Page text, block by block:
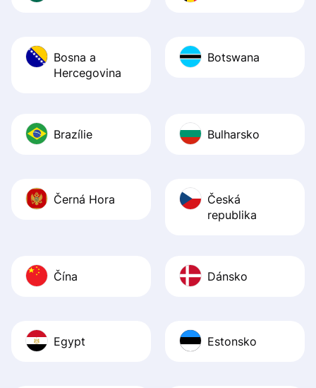
Bosna a
Hercegovina
Botswana
Brazílie Bulharsko
Černá Hora
Česká
republika
Čína Dánsko
Egypt Estonsko